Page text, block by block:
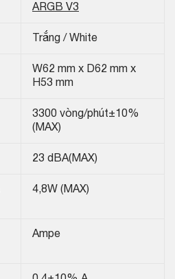
ARGB V3
Trắng / White
W62 mm x D62 mm x
H53 mm
3300 vòng/phút±10%
(MAX)
23 dBA(MAX)
4,8W (MAX)
Ampe